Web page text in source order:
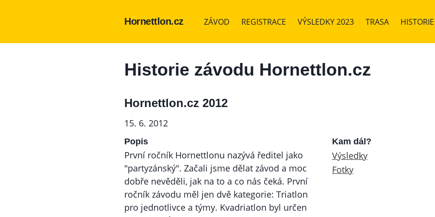
Hornettlon.cz ZÁVOD REGISTRACE VÝSLEDKY 2023 TRASA HISTORIE
Historie závodu Hornettlon.cz
Hornettlon.cz 2012
15. 6. 2012
Popis
První ročník Hornettlonu nazývá ředitel jako
"partyzánský". Začali jsme dělat závod a moc
dobře nevěděli, jak na to a co nás čeká. První
ročník závodu měl jen dvě kategorie: Triatlon
pro jednotlivce a týmy. Kvadriatlon byl určen
Kam dál?
Výsledky
Fotky